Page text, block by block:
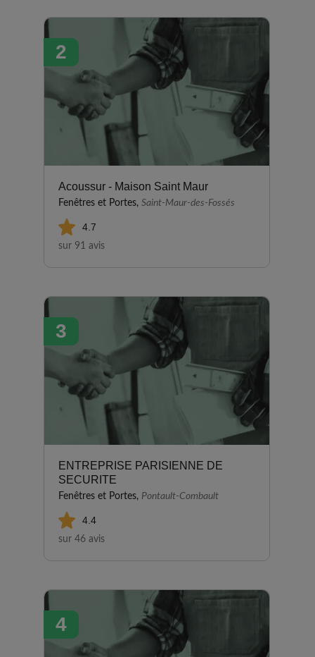
chantier très bien nettoyé à
fonctionnement des volets
roulants et de la programmation
très claire et précise Très bon
contact avec Mr F. qui nous a
fait signer le devis, avec Marcia
qui a toujours parfaitement
demandes Je recommande pour
la qualité du travail fourni et la
relation client
2
Acoussur - Maison Saint Maur
Fenêtres et Portes, Saint-Maur-des-Fossés
4.7
sur 91 avis
3
ENTREPRISE PARISIENNE DE
SECURITE
Fenêtres et Portes, Pontault-Combault
4.4
sur 46 avis
4